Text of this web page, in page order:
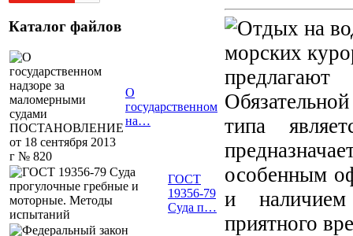
Каталог файлов
О
государственном
на…
ГОСТ
19356-79
Суда п…
морских
предлагают
типа
особенным
и наличием
приятного